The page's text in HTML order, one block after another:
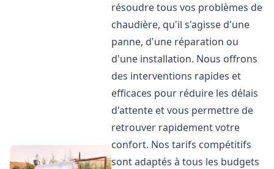
résoudre tous vos problèmes de
chaudière, qu'il s'agisse d'une
panne, d'une réparation ou
d'une installation. Nous offrons
des interventions rapides et
efficaces pour réduire les délais
d'attente et vous permettre de
retrouver rapidement votre
confort. Nos tarifs compétitifs
sont adaptés à tous les budgets